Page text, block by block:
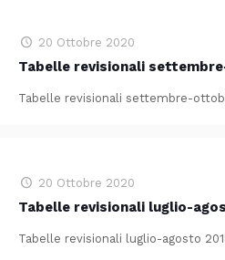
20 Ottobre 2020
Tabelle revisionali
Tabelle revisionali settembre-
20 Ottobre 2020
Tabelle revisionali luglio-
Tabelle revisionali luglio-agosto